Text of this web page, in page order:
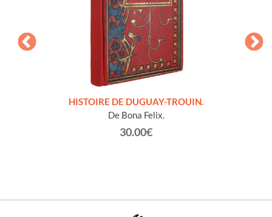
HISTOIRE DE DUGUAY-TROUIN.
De Bona Felix.
30.00€